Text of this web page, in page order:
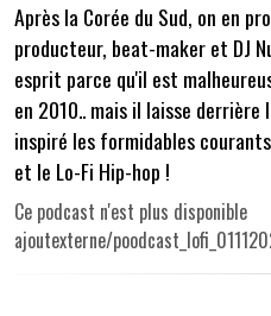
Après la Corée du Sud, on en
producteur, beat-maker et DJ
esprit parce qu'il est
en 2010.. mais il laisse
inspiré les formidables
et le Lo-Fi Hip-hop !
Ce podcast n'est plus disponible
ajoutexterne/